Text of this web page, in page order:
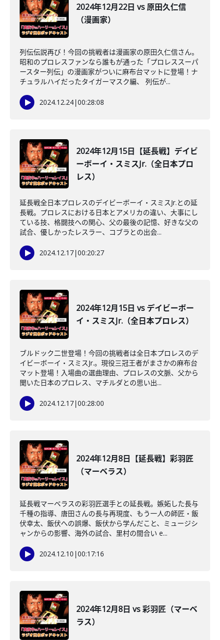
2024年12月22日 vs 原田久仁信
（漫画家）
列伝伝説再び！今回の挑戦者は漫画家の原田久仁信さん。
昭和のプロレスファンなら誰もが通った「プロレススーパ
ースター列伝」の漫画家がついに麻布台マットに登場！ナ
チュラルハイだったタイガーマスク編、 列伝が...
2024.12.24|00:28:08
2024年12月15日【延長戦】デイビ
ーボーイ・スミスJr.（全日本プロ
レス）
延長戦全日本プロレスのデイビーボーイ・スミスJr.との延
長戦。プロレスにおける日本とアメリカの違い、大事にし
ている技、格闘技への関心、父の最後の記憶、好きな父の
試合、優しかったレスラー、コブラとの出会...
2024.12.17|00:20:27
2024年12月15日 vs デイビーボー
イ・スミスJr.（全日本プロレス）
ブルドック二世登場！今回の挑戦者は全日本プロレスのデ
イビーボーイ・スミスJr.。現役三冠王者がまさかの麻布台
マット登場！入場曲の選曲理由、プロレスの文脈、父から
聞いた日本のプロレス、マチルダとの思い出...
2024.12.17|00:28:00
2024年12月8日【延長戦】彩羽匠
（マーベラス）
延長戦マーベラスの彩羽匠選手との延長戦。嫉妬した長与
千種の指導、唐田さんの長与再現度、もう一人の師匠・飯
伏幸太、飯伏への誤爆、飯伏から学んだこと、ミュージシ
ャンからの影響、海外の試合、里村の間合い e...
2024.12.10 |00:17:16
2024年12月8日 vs 彩羽匠（マーベ
ラス）